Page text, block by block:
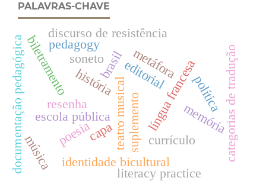
PALAVRAS-CHAVE
teatro musical
brasil
história
resenha
editoriallíngua francesa
escola pública
currículo
memória
documentação pedagógicabiletramento
identidade bicultural
capa suplemento categorias de tradução
poesia
música
soneto
pedagogy
literacy practice
discurso de resistência
metáfora
política